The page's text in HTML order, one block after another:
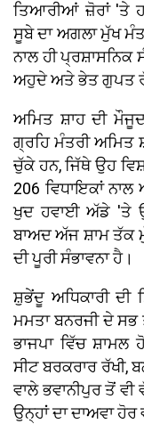
ਤਿਆਰੀਆਂ ਜ਼ੋਰਾਂ 'ਤੇ
ਸੂਬੇ ਦਾ ਅਗਲਾ ਮੁੱਖ
ਨਾਲ ਹੀ
ਅਹੁਦੇ ਅਤੇ ਭੇਤ ਗੁਪਤ
ਅਮਿਤ ਸ਼ਾਹ ਦੀ
ਗ੍ਰਹਿ ਮੰਤਰੀ ਅਮਿਤ
ਚੁੱਕੇ ਹਨ, ਜਿੱਥੇ ਉਹ
206 ਵਿਧਾਇਕਾਂ
ਖੁਦ ਹਵਾਈ ਅੱਡੇ 'ਤੇ
ਬਾਅਦ ਅੱਜ ਸ਼ਾਮ ਤੱਕ
ਦੀ ਪੂਰੀ ਸੰਭਾਵਨਾ ਹੈ।
ਸ਼ੁਭੇਂਦੂ ਅਧਿਕਾਰੀ
ਮਮਤਾ ਬਨਰਜੀ ਦੇ ਸਭ
ਭਾਜਪਾ ਵਿੱਚ ਸ਼ਾਮਲ
ਸੀਟ ਬਰਕਰਾਰ ਰੱਖੀ,
ਵਾਲੇ ਭਵਾਨੀਪੁਰ ਤੋਂ ਵੀ
ਉਨ੍ਹਾਂ ਦਾ ਦਾਅਵਾ ਹੋਰ